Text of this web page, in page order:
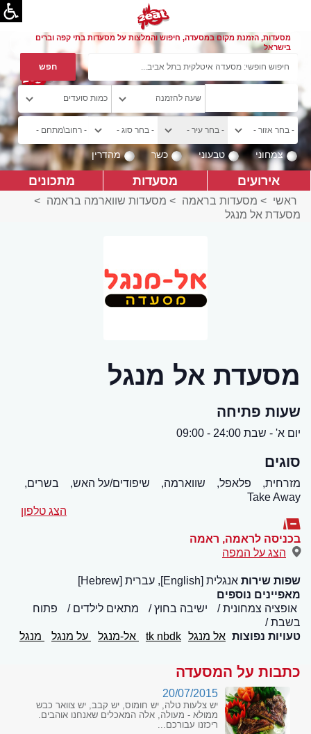
מסעדות, הזמנת מקום במסעדה, חיפוש והמלצות על מסעדות בתי קפה וברים
בישראל
צמחוני טבעוני כשר מהדרין
אירועים מסעדות מתכונים
ראשי > מסעדות בראמה > מסעדות שווארמה בראמה >
מסעדת אל מנגל
מסעדת אל מנגל
שעות פתיחה
יום א' - שבת 24:00 - 09:00
סוגים
מזרחית, פלאפל, שווארמה, שיפודים/על האש,
בשרים,
Take Away
הצג טלפון
בכניסה לראמה, ראמה
הצג על המפה
שפות שירות אנגלית [English], עברית [Hebrew]
מאפיינים נוספים
אופציה צמחונית
ישיבה בחוץ מתאים לילדים
פתוח
בשבת
טעויות נפוצות אל מנגל tk nbdk אל-מנגל על מנגל מנגל
כתבות על המסעדה
20/07/2015
יש צלעות טלה, יש חומוס, יש קבב, יש צוואר כבש
ממולא - מעולה, אלה המאכלים שאנחנו אוהבים.
ריכזנו עבורכם...